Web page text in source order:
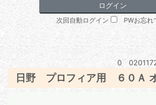
次回自動ログイン PWお忘れ
0
日野 プロフィア用 ６０Ａ